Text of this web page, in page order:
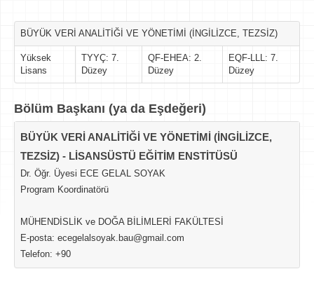
BÜYÜK VERİ ANALİTİĞİ VE YÖNETİMİ (İNGİLİZCE, TEZSİZ)
Yüksek
Lisans
TYYÇ: 7.
Düzey
QF-EHEA: 2.
Düzey
EQF-LLL: 7.
Düzey
Bölüm Başkanı (ya da Eşdeğeri)
BÜYÜK VERİ ANALİTİĞİ VE YÖNETİMİ (İNGİLİZCE,
TEZSİZ) - LİSANSÜSTÜ EĞİTİM ENSTİTÜSÜ
Dr. Öğr. Üyesi ECE GELAL SOYAK
Program Koordinatörü
MÜHENDİSLİK ve DOĞA BİLİMLERİ FAKÜLTESİ
E-posta: ecegelalsoyak.bau@gmail.com
Telefon: +90